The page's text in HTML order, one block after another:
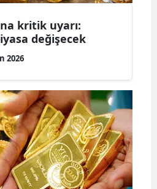
kritik uyarı:
değişecek
2026